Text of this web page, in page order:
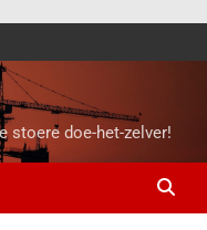
stoere doe-het-zelver!